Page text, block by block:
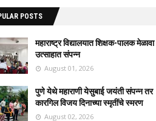
POSTS
महाराष्ट्र विद्यालयात शिक्षक-पालक मेळावा
उत्साहात संपन्न
August 01, 2026
पुणे येथे महाराणी येसुबाई जयंती संपन्न तर
कारगिल विजय दिनाच्या स्मृतींचे स्मरण
August 02, 2026